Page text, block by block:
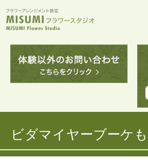
ビダマイヤーブーケ